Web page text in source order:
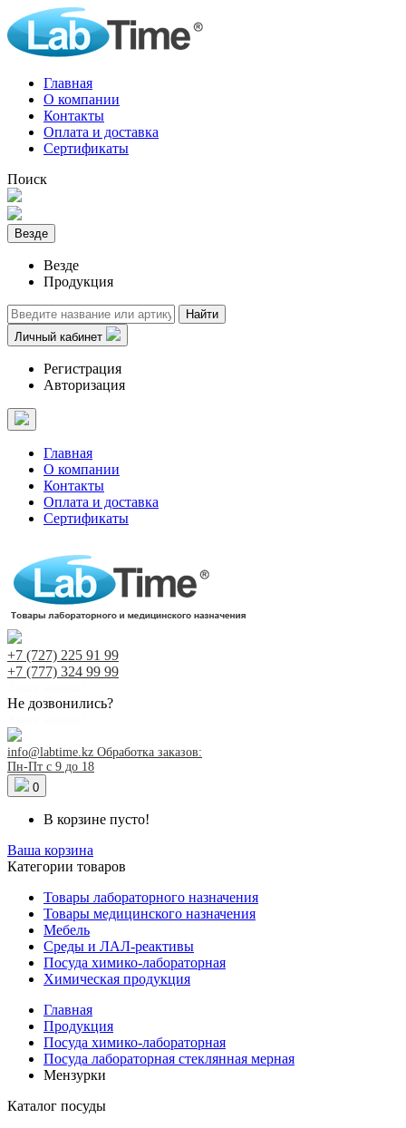
Главная
О компании
Контакты
Оплата и доставка
Сертификаты
Поиск
Везде
Везде
Продукция
Найти
Личный кабинет
Регистрация
Авторизация
Главная
О компании
Контакты
Оплата и доставка
Сертификаты
+7 (727) 225 91 99
+7 (777) 324 99 99
Не дозвонились?
info@labtime.kz Обработка заказов:
Пн-Пт с 9 до 18
0
В корзине пусто!
Ваша корзина
Категории товаров
Товары лабораторного назначения
Товары медицинского назначения
Мебель
Среды и ЛАЛ-реактивы
Посуда химико-лабораторная
Химическая продукция
Главная
Продукция
Посуда химико-лабораторная
Посуда лабораторная стеклянная мерная
Мензурки
Каталог посуды